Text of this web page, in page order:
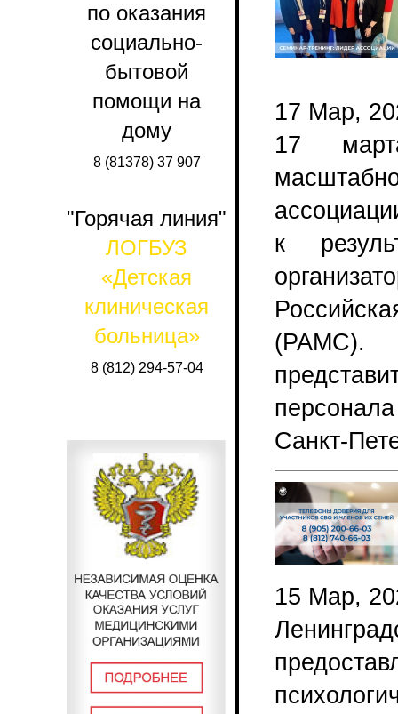
по оказания
социально-
бытовой
помощи на
дому
8 (81378) 37 907
"Горячая линия"
ЛОГБУЗ
«Детская
клиническая
больница»
8 (812) 294-57-04
17 Мар,
17
к
(РАМС).
Санкт-
15 Мар,